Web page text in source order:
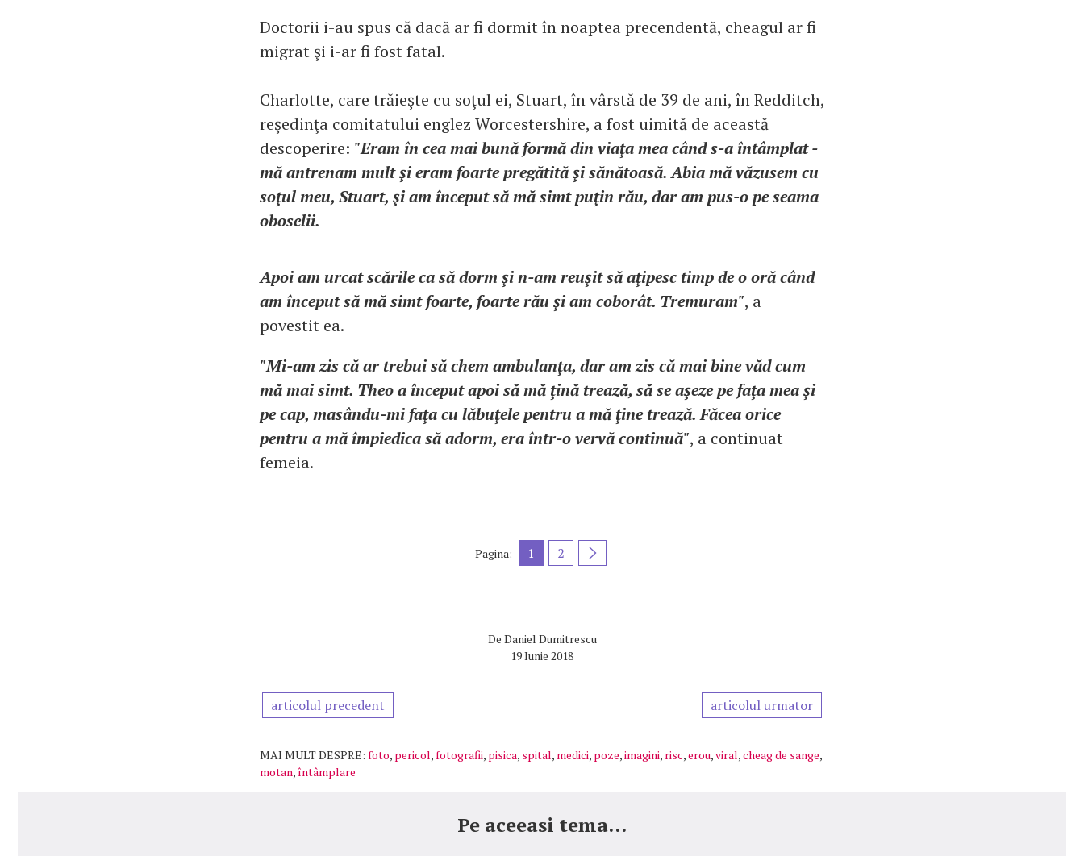
Doctorii i-au spus că dacă ar fi dormit în noaptea precendentă, cheagul ar fi
migrat şi i-ar fi fost fatal.
Charlotte, care trăieşte cu soţul ei, Stuart, în vârstă de 39 de ani, în Redditch,
reşedinţa comitatului englez Worcestershire, a fost uimită de această
descoperire: "Eram în cea mai bună formă din viaţa mea când s-a întâmplat -
mă antrenam mult şi eram foarte pregătită şi sănătoasă. Abia mă văzusem cu
soţul meu, Stuart, şi am început să mă simt puţin rău, dar am pus-o pe seama
oboselii.
Apoi am urcat scările ca să dorm şi n-am reuşit să aţipesc timp de o oră când
am început să mă simt foarte, foarte rău şi am coborât. Tremuram", a
povestit ea.
"Mi-am zis că ar trebui să chem ambulanţa, dar am zis că mai bine văd cum
mă mai simt. Theo a început apoi să mă ţină trează, să se aşeze pe faţa mea şi
pe cap, masându-mi faţa cu lăbuţele pentru a mă ţine trează. Făcea orice
pentru a mă împiedica să adorm, era într-o vervă continuă", a continuat
femeia.
Pagina: 1 2
De Daniel Dumitrescu
19 Iunie 2018
articolul precedent articolul urmator
MAI MULT DESPRE: foto, pericol,fotografii, pisica, spital, medici, poze,imagini, risc,erou,viral,cheag de sange,
motan,întâmplare
Pe aceeasi tema...